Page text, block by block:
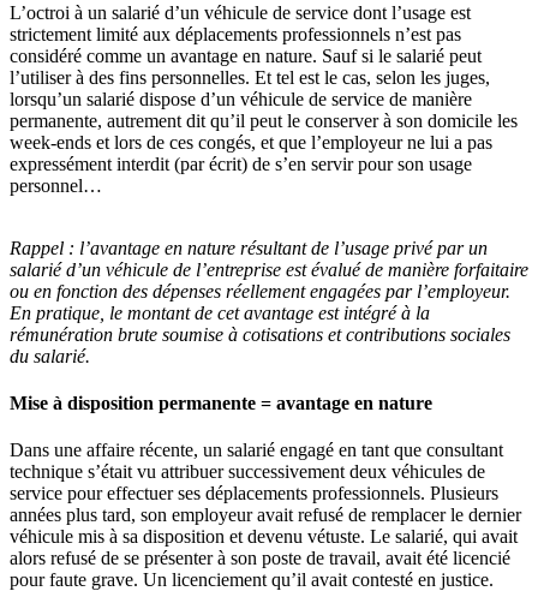
L’octroi à un salarié d’un véhicule de service dont l’usage est
strictement limité aux déplacements professionnels n’est pas
considéré comme un avantage en nature. Sauf si le salarié peut
l’utiliser à des fins personnelles. Et tel est le cas, selon les juges,
lorsqu’un salarié dispose d’un véhicule de service de manière
permanente, autrement dit qu’il peut le conserver à son domicile les
week-ends et lors de ces congés, et que l’employeur ne lui a pas
expressément interdit (par écrit) de s’en servir pour son usage
personnel…
Rappel : l’avantage en nature résultant de l’usage privé par un
salarié d’un véhicule de l’entreprise est évalué de manière forfaitaire
ou en fonction des dépenses réellement engagées par l’employeur.
En pratique, le montant de cet avantage est intégré à la
rémunération brute soumise à cotisations et contributions sociales
du salarié.
Mise à disposition permanente = avantage en nature
Dans une affaire récente, un salarié engagé en tant que consultant
technique s’était vu attribuer successivement deux véhicules de
service pour effectuer ses déplacements professionnels. Plusieurs
années plus tard, son employeur avait refusé de remplacer le dernier
véhicule mis à sa disposition et devenu vétuste. Le salarié, qui avait
alors refusé de se présenter à son poste de travail, avait été licencié
pour faute grave. Un licenciement qu’il avait contesté en justice.